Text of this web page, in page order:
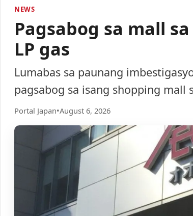
NEWS
Pagsabog sa mall
LP gas
Lumabas sa paunang
pagsabog sa isang shopping mall
Portal Japan•August 6, 2026